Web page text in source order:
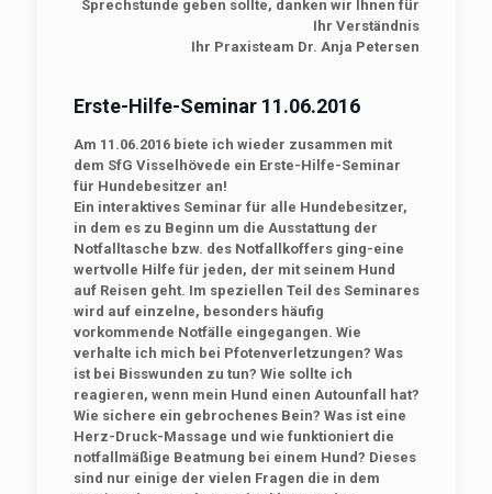
Sprechstunde geben sollte, danken wir Ihnen für
Ihr Verständnis
Ihr Praxisteam Dr. Anja Petersen
Erste-Hilfe-Seminar 11.06.2016
Am 11.06.2016 biete ich wieder zusammen mit
dem SfG Visselhövede ein Erste-Hilfe-Seminar
für Hundebesitzer an!
Ein interaktives Seminar für alle Hundebesitzer,
in dem es zu Beginn um die Ausstattung der
Notfalltasche bzw. des Notfallkoffers ging-eine
wertvolle Hilfe für jeden, der mit seinem Hund
auf Reisen geht. Im speziellen Teil des Seminares
wird auf einzelne, besonders häufig
vorkommende Notfälle eingegangen. Wie
verhalte ich mich bei Pfotenverletzungen? Was
ist bei Bisswunden zu tun? Wie sollte ich
reagieren, wenn mein Hund einen Autounfall hat?
Wie sichere ein gebrochenes Bein? Was ist eine
Herz-Druck-Massage und wie funktioniert die
notfallmäßige Beatmung bei einem Hund? Dieses
sind nur einige der vielen Fragen die in dem